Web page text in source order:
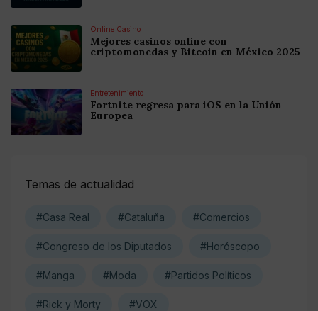
Online Casino
Mejores casinos online con
criptomonedas y Bitcoin en México 2025
Entretenimiento
Fortnite regresa para iOS en la Unión
Europea
Temas de actualidad
#Casa Real #Cataluña #Comercios
#Congreso de los Diputados #Horóscopo
#Manga #Moda #Partidos Políticos
#Rick y Morty #VOX